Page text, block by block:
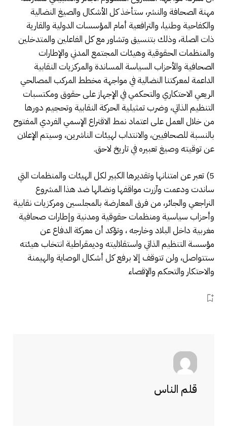
مهنة الصحافة والنشر، ستأخذ كل الأشكال والصيغ النضالية
والكفاحية وطنيا، والترافعية أمام المؤسسات الدولية والقارية
ذات الصلة، وذلك بتنسيق وتشاور مع كل الفاعلين والمتدخلين
والمنظمات الحقوقية وهيئات المجتمع المدني والإطارات
الصحافية والأحزاب السياسة المساندة والمركزيات النقابية
الداعمة لمعركتنا النضالية في مواجهة مخطط المركب المصالحي
الريعي الاحتكاري والتحكمي في الإجهاز على حقوق ومكتسبات
التنظيم الذاتي، وضرب تمثيلية الحركة النقابية وتحجيم دورها
من خلال العمل على اعتماد نمط الاقتراع الإسمي الفردي المفتوح
بالنسبة للصحافيين، والانتداب لهيئات الناشرين، وسيتم الإعلان
عن توقيته وصيغ تعبيره في تاريخ لاحق.
5) تعبر عن امتنانها وتقديرها الكبير لكل الهيئات والمنظمات التي
ساندت ودعمت وآزرت مواقفها ونضالها ضد هذا المشروع
النراجعي والجائر، من فرق المعارضة بالمجلسين ومركزيات نقابية
وأحزاب سياسية ومنظمات حقوقية ومدنية وإطارات صحافية
مغربية داخل البلاد وخارجه ، وتؤكد أن معركة الدفاع عن
مؤسسة التنظيم الذاتي واستقلاليته وديمقراطية انتخاب هيئته
ستتواصل، ولن تتوقف إلا برفع كل أشكال الوصاية والهيمنة
والاحتكار والتحكم والإقصاء
قلم الناس